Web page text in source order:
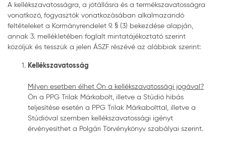
A kellékszavatosságra, a jótállásra és a termékszavatosságra
vonatkozó, fogyasztók vonatkozásában alkalmazandó
feltételeket a Kormányrendelet 9. § (3) bekezdése alapján,
annak 3. mellékletében foglalt mintatájékoztató szerint
közöljük és tesszük a jelen ÁSZF részévé az alábbiak szerint:
Kellékszavatosság
Milyen esetben élhet Ön a kellékszavatossági jogával?
Ön a PPG Trilak Márkabolt, illetve a Stúdió hibás
teljesítése esetén a PPG Trilak Márkabolttal, illetve a
Stúdióval szemben kellékszavatossági igényt
érvényesíthet a Polgári Törvénykönyv szabályai szerint.